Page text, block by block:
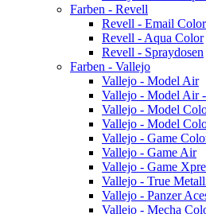
Farben - Revell
Revell - Email Color
Revell - Aqua Color
Revell - Spraydosen
Farben - Vallejo
Vallejo - Model Air
Vallejo - Model Air -
Vallejo - Model
Vallejo - Model
Vallejo - Game
Vallejo - Game Air
Vallejo - Game
Vallejo - True
Vallejo - Panzer
Vallejo - Mecha